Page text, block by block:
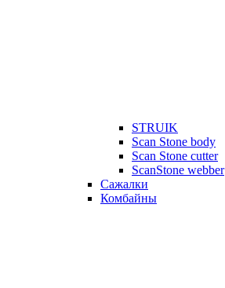
STRUIK
Scan Stone body
Scan Stone cutter
ScanStone webber
Сажалки
Комбайны